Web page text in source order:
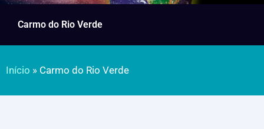
Carmo do Rio Verde
Início » Carmo do Rio Verde